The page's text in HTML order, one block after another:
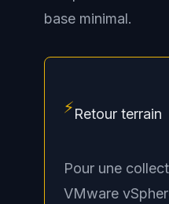
base minimal.
⚡Retour terrain
Pour une
VMware